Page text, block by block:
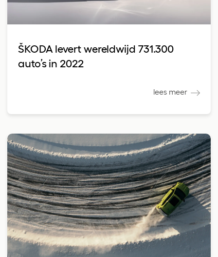
ŠKODA levert wereldwijd 731.300
auto’s in 2022
lees meer